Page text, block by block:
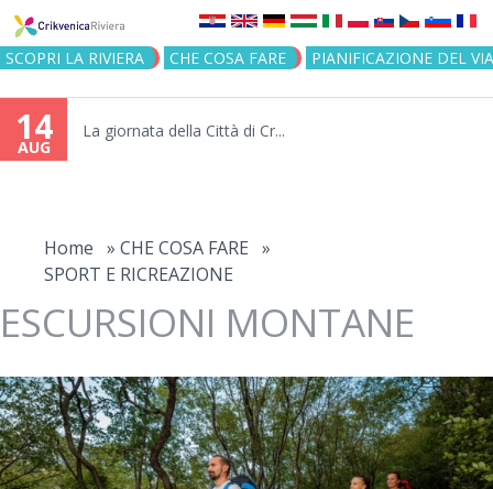
Jump to navigation
SCOPRI LA RIVIERA CHE COSA FARE PIANIFICAZIONE DEL
14
AUG
La giornata della Città di Cr...
Home » CHE COSA FARE »
SPORT E RICREAZIONE
ESCURSIONI MONTANE